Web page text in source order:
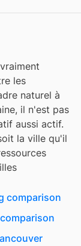
les
naturel à
il n'est pas
aussi actif.
la ville qu'il
comparison